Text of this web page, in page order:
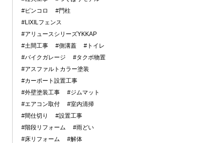
#ピンコロ
#門柱
#LIXILフェンス
#アリュースシリーズYKKAP
#土間工事
#側溝蓋
#トイレ
#バイクガレージ
#タクボ物置
#アスファルトカラー塗装
#カーポート設置工事
#外壁塗装工事
#ジムマット
#エアコン取付
#室内清掃
#間仕切り
#設置工事
#階段リフォーム
#雨どい
#床リフォーム
#解体